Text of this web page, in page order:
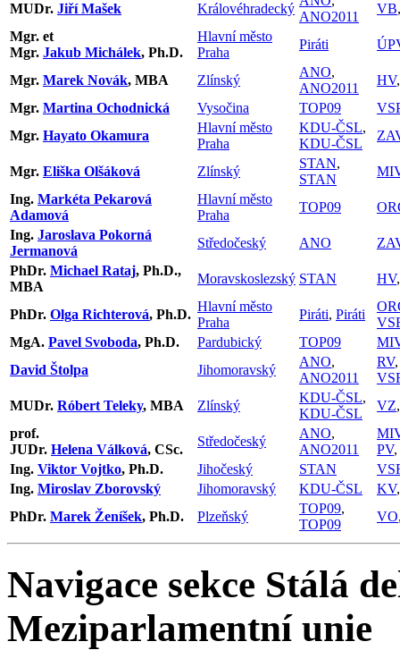
MUDr. Jiří Mašek Královéhradecký
ANO2011
VB
Mgr. et
Mgr. Jakub Michálek, Ph.D.
Hlavní město
Praha
Piráti
Mgr. Marek Novák, MBA Zlínský
ANO,
ANO2011
HV
Mgr. Martina Ochodnická Vysočina TOP09
Mgr. Hayato Okamura
Hlavní město
Praha
KDU-ČSL,
KDU-ČSL
Mgr. Eliška Olšáková Zlínský
STAN,
STAN
Ing. Markéta Pekarová
Adamová
Hlavní město
Praha
TOP09
Ing. Jaroslava Pokorná
Jermanová
Středočeský ANO
PhDr. Michael Rataj, Ph.D.,
MBA
Moravskoslezský STAN HV
PhDr. Olga Richterová, Ph.D.
Hlavní město
Praha
Piráti, Piráti
MgA. Pavel Svoboda, Ph.D. Pardubický TOP09
David Štolpa
Jihomoravský
ANO,
ANO2011
RV
MUDr. Róbert Teleky, MBA Zlínský
KDU-ČSL,
KDU-ČSL
VZ
prof.
JUDr. Helena Válková, CSc.
Středočeský
ANO,
ANO2011
PV,
Ing. Viktor Vojtko, Ph.D. Jihočeský STAN
Ing. Miroslav Zborovský Jihomoravský KDU-ČSL KV
PhDr. Marek Ženíšek, Ph.D. Plzeňský
TOP09,
TOP09
VO
Navigace sekce Stálá
Meziparlamentní unie